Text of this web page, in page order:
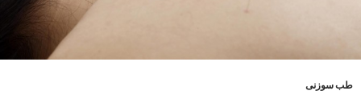
طب سوزنی